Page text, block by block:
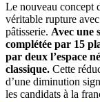
Le nouveau concept
véritable rupture
pâtisserie. Avec une
complétée par 15
par deux l’espace
classique. Cette
d’une diminution
les candidats à la